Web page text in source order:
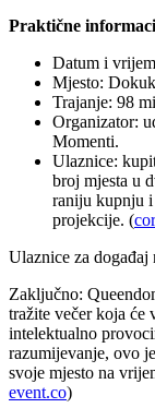
Praktične
Datum i
Mjesto:
Trajanje: 98
Organizator:
Momenti.
Ulaznice:
broj mjesta u
raniju kupnju i
projekcije. (
Ulaznice za događaj
Zaključno:
tražite večer koja će
intelektualno
razumijevanje, ovo
svoje mjesto na
event.co)